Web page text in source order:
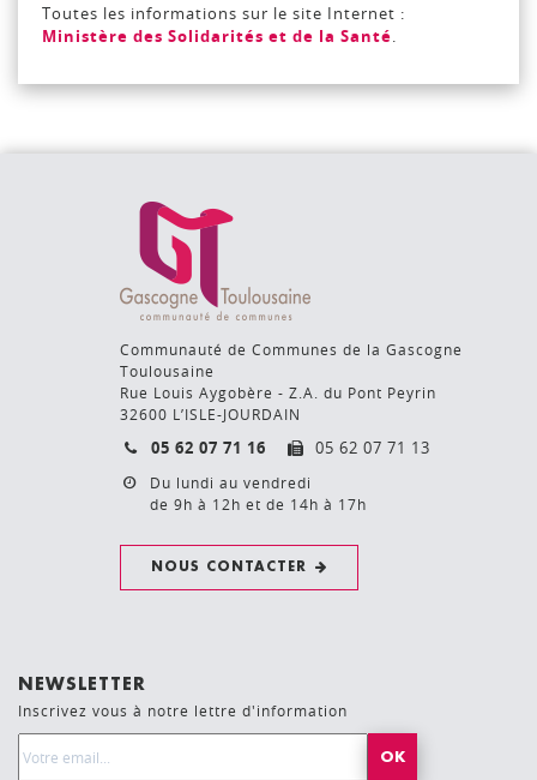
Toutes les informations sur le site Internet :
Ministère des Solidarités et de la Santé.
Communauté de Communes de la Gascogne
Toulousaine
Rue Louis Aygobère - Z.A. du Pont Peyrin
32600 L’ISLE-JOURDAIN
05 62 07 71 16 05 62 07 71 13
Du lundi au vendredi
de 9h à 12h et de 14h à 17h
NOUS CONTACTER
NEWSLETTER
Inscrivez vous à notre lettre d'information